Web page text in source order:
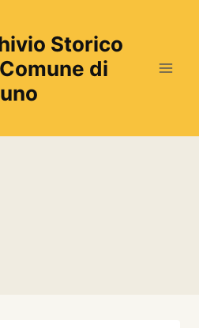
Storico
di